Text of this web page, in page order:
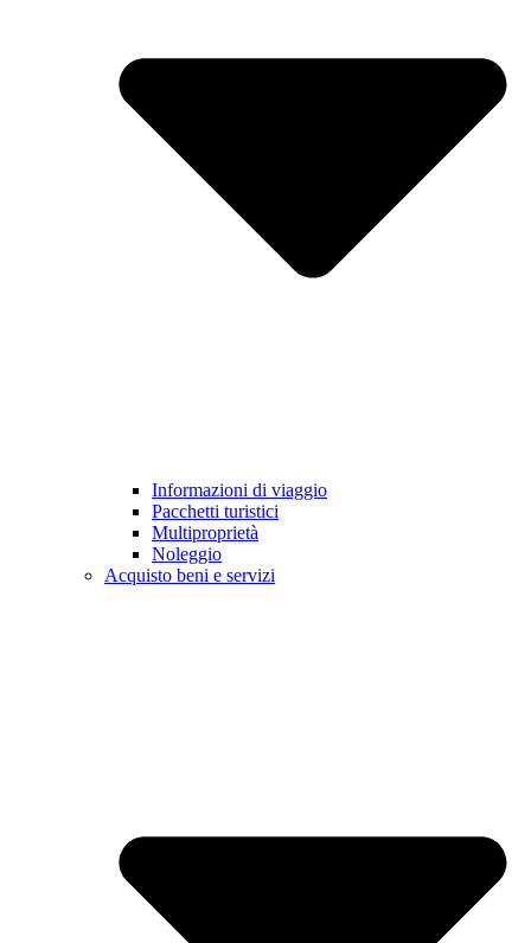
Informazioni di viaggio
Pacchetti turistici
Multiproprietà
Noleggio
Acquisto beni e servizi